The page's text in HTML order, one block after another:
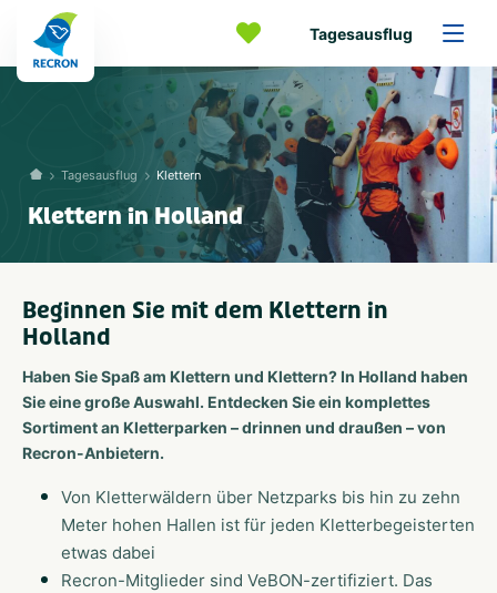
Tagesausflug
Tagesausflug Klettern
Klettern in Holland
Beginnen Sie mit dem Klettern in
Holland
Haben Sie Spaß am Klettern und Klettern? In Holland haben
Sie eine große Auswahl. Entdecken Sie ein komplettes
Sortiment an Kletterparken – drinnen und draußen – von
Recron-Anbietern.
Von Kletterwäldern über Netzparks bis hin zu zehn
Meter hohen Hallen ist für jeden Kletterbegeisterten
etwas dabei
Recron-Mitglieder sind VeBON-zertifiziert. Das